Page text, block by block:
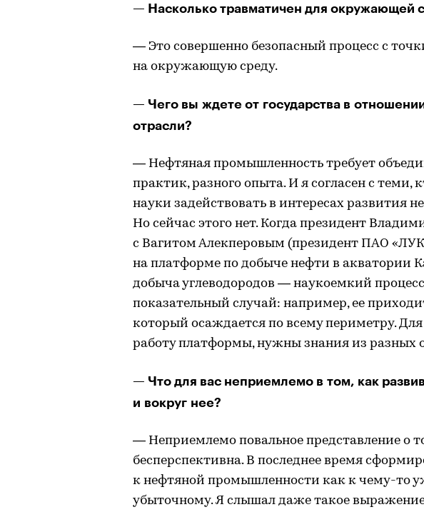
— Насколько травматичен для окружающей
— Это совершенно безопасный процесс с
на окружающую среду.
— Чего вы ждете от государства в
отрасли?
— Нефтяная промышленность требует
практик, разного опыта. И я согласен с теми,
науки задействовать в интересах развития
Но сейчас этого нет. Когда президент
с Вагитом Алекперовым (президент ПАО
на платформе по добыче нефти в акватории
добыча углеводородов — наукоемкий
показательный случай: например, ее
который осаждается по всему периметру.
работу платформы, нужны знания из разных
— Что для вас неприемлемо в том, как
и вокруг нее?
— Неприемлемо повальное представление о
бесперспективна. В последнее время
к нефтяной промышленности как к чему-то
убыточному. Я слышал даже такое